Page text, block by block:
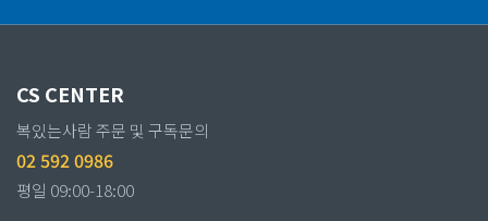
CS CENTER
복있는사람 주문 및 구독문의
02 592 0986
평일 09:00-18:00